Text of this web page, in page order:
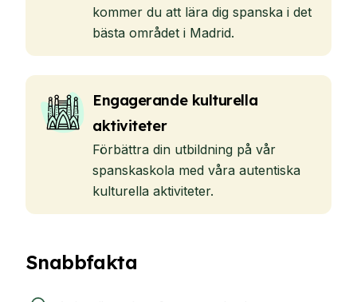
kommer du att lära dig spanska i det
bästa området i Madrid.
Engagerande kulturella
aktiviteter
Förbättra din utbildning på vår
spanskaskola med våra autentiska
kulturella aktiviteter.
Snabbfakta